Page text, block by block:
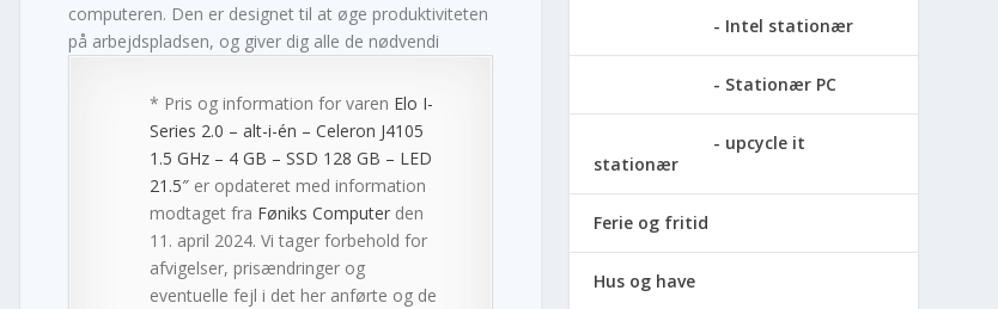
computeren. Den er designet til at øge produktiviteten
på arbejdspladsen, og giver dig alle de nødvendi
* Pris og information for varen Elo I-
Series 2.0 – alt-i-én – Celeron J4105
1.5 GHz – 4 GB – SSD 128 GB – LED
21.5″er opdateret med information
modtaget fra Føniks Computerden
11. april 2024. Vi tager forbehold for
afvigelser, prisændringer og
eventuelle fejl i det her anførte og de
Intel stationær
Stationær PC
upcycle it
stationær
Ferie og fritid
Hus og have